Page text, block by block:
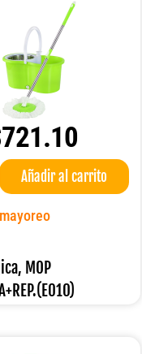
721.10
Añadir al carrito
MOP